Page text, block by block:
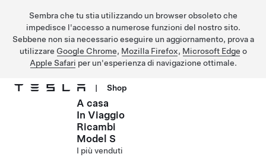
Sembra che tu stia utilizzando un browser obsoleto che
impedisce l'accesso a numerose funzioni del nostro sito.
Sebbene non sia necessario eseguire un aggiornamento, prova a
utilizzare Google Chrome, Mozilla Firefox, Microsoft Edge o
Apple Safari per un'esperienza di navigazione ottimale.
Passa al contenuto principale
| Shop
A casa
In Viaggio
Ricambi
Model S
I più venduti